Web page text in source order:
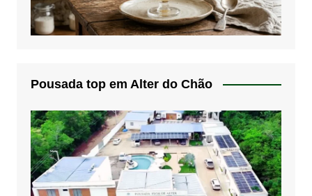
Pousada top em Alter do Chão